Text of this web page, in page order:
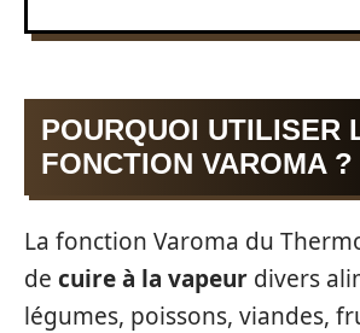
POURQUOI UTILISER
FONCTION VAROMA ?
La fonction Varoma du
de cuire à la vapeur divers
légumes, poissons, viandes,